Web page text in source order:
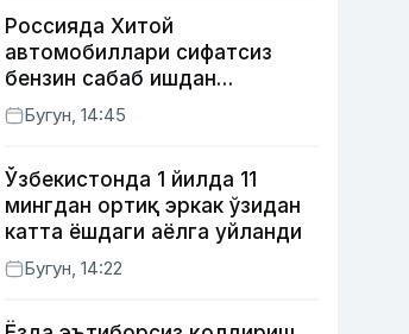
Россияда Хитой
автомобиллари сифатсиз
бензин сабаб ишдан
чиқмоқда
Бугун, 14:45
Ўзбекистонда 1 йилда 11
мингдан ортиқ эркак ўзидан
катта ёшдаги аёлга уйланди
Бугун, 14:22